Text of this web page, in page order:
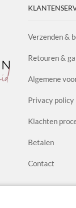
aantal
Verzenden &
Retouren &
Algemene
Privacy policy
Klachten
Betalen
Contact